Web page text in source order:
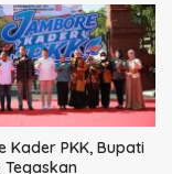
Kader PKK, Bupati